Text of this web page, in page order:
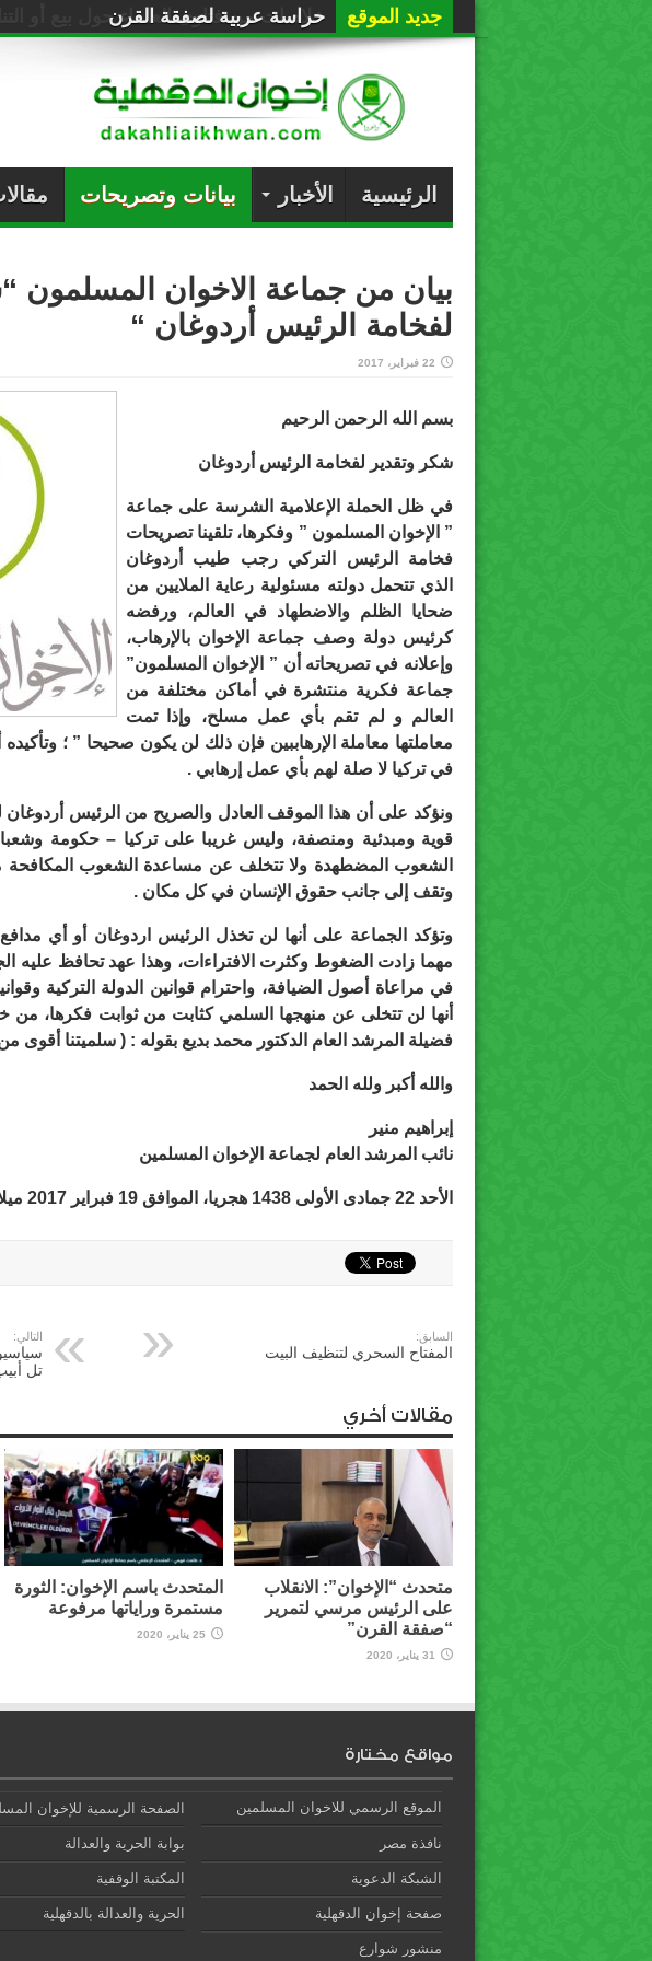
جديد الموقع حراسة عربية لصفقة القرن
الرئيسية الأخبار بيانات وتصريحات
بيان من جماعة الاخوان المسلمون
لفخامة الرئيس أردوغان “
22 فبراير، 2017
بسم الله الرحمن الرحيم
شكر وتقدير لفخامة الرئيس أردوغان
في ظل الحملة الإعلامية الشرسة على جماعة
” الإخوان المسلمون ” وفكرها، تلقينا تصريحات
فخامة الرئيس التركي رجب طيب أردوغان
الذي تتحمل دولته مسئولية رعاية الملايين من
ضحايا الظلم والاضطهاد في العالم، ورفضه
كرئيس دولة وصف جماعة الإخوان بالإرهاب،
وإعلانه في تصريحاته أن ” الإخوان المسلمون”
جماعة فكرية منتشرة في أماكن مختلفة من
العالم و لم تقم بأي عمل مسلح، وإذا تمت
معاملتها معاملة الإرهاببين فإن ذلك لن يكون صحيحا ” ؛
في تركيا لا صلة لهم بأي عمل إرهابي .
ونؤكد على أن هذا الموقف العادل والصريح من الرئيس
قوية ومبدئية ومنصفة، وليس غريبا على تركيا – حكومة
الشعوب المضطهدة ولا تتخلف عن مساعدة الشعوب المكافحة
وتقف إلى جانب حقوق الإنسان في كل مكان .
وتؤكد الجماعة على أنها لن تخذل الرئيس اردوغان أو أي
مهما زادت الضغوط وكثرت الافتراءات، وهذا عهد تحافظ عليه
في مراعاة أصول الضيافة، واحترام قوانين الدولة التركية
أنها لن تتخلى عن منهجها السلمي كثابت من ثوابت فكرها، من
فضيلة المرشد العام الدكتور محمد بديع بقوله : ( سلميتنا أقوى
والله أكبر ولله الحمد
إبراهيم منير
نائب المرشد العام لجماعة الإخوان المسلمين
الأحد 22 جمادى الأولى 1438 هجريا، الموافق 19 فبراير 2017 ميلاديا
السابق:
المفتاح السحري لتنظيف البيت
التالي:
تل
مقالات أخري
متحدث “الإخوان”: الانقلاب
على الرئيس مرسي لتمرير
“صفقة القرن”
31 يناير، 2020
المتحدث باسم الإخوان: الثورة
مستمرة وراياتها مرفوعة
25 يناير، 2020
مواقع مختارة
الموقع الرسمي للاخوان المسلمين الصفحة الرسمية للإخوان
نافذة مصر بوابة الحرية والعدالة
الشبكة الدعوية المكتبة الوقفية
صفحة إخوان الدقهلية الحرية والعدالة بالدقهلية
منشور شوارع